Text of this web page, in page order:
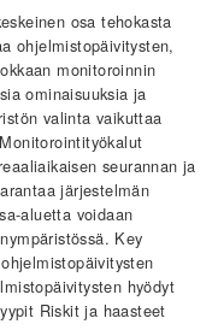
osa tehokasta
ohjelmistopäivitysten,
monitoroinnin
ominaisuuksia ja
valinta vaikuttaa
seurannan ja
järjestelmän
aluetta voidaan
Key
hyödyt
Riskit ja haasteet